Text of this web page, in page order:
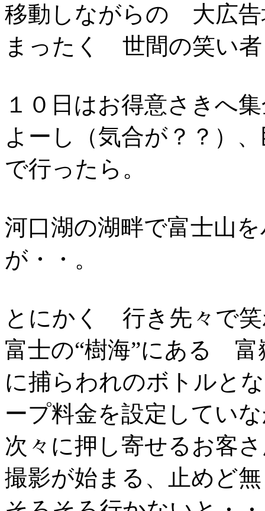
移動しながらの 大広告
まったく 世間の笑い
１０日はお得意さきへ
よーし（気合が？？）
で行ったら。
河口湖の湖畔で富士山
が・・。
とにかく 行き先々で
富士の“樹海”にある 富
に捕らわれのボトルと
ープ料金を設定してい
次々に押し寄せるお客
撮影が始まる、止めど